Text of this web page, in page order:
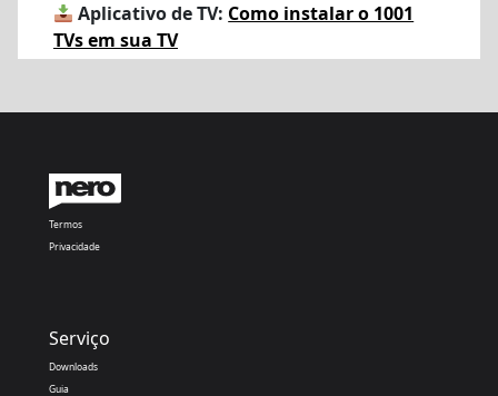
Aplicativo de TV: Como instalar o 1001
TVs em sua TV
Termos
Privacidade
Serviço
Downloads
Guia